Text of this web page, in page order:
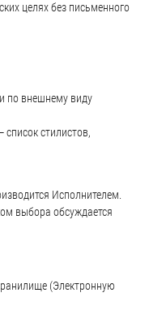
целях без письменного
по внешнему виду
стилистов,
Исполнителем.
выбора обсуждается
(Электронную